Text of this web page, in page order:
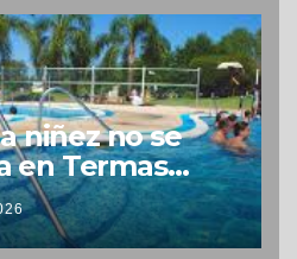
niñez no se
en Termas